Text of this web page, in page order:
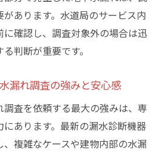
あります。水道局のサービス内
確認し、調査対象外の場合は迅
判断が重要です。
漏れ調査の強みと安心感
査を依頼する最大の強みは、専
あります。最新の漏水診断機器
複雑なケースや建物内部の水漏